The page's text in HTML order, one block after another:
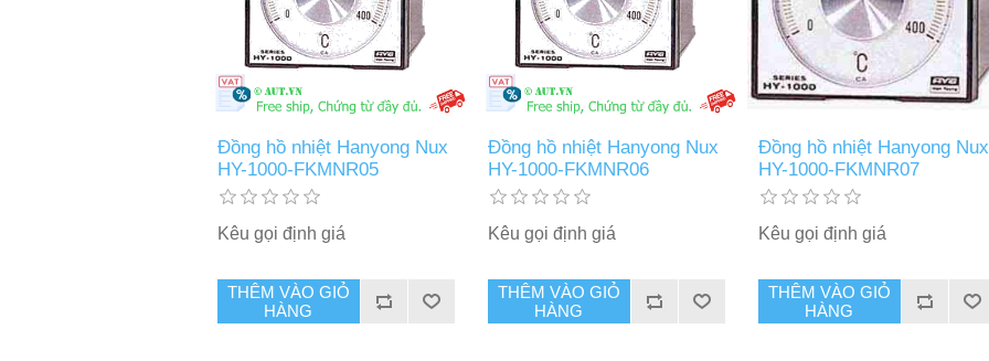
Đồng hồ nhiệt Hanyong Nux
HY-1000-FKMNR05
Kêu gọi định giá
THÊM VÀO GIỎ
HÀNG
Đồng hồ nhiệt Hanyong Nux
HY-1000-FKMNR06
Kêu gọi định giá
THÊM VÀO GIỎ
HÀNG
Đồng hồ nhiệt Hanyong Nux
HY-1000-FKMNR07
Kêu gọi định giá
THÊM VÀO GIỎ
HÀNG